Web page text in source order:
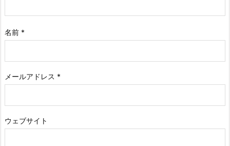
名前 *
メールアドレス *
ウェブサイト